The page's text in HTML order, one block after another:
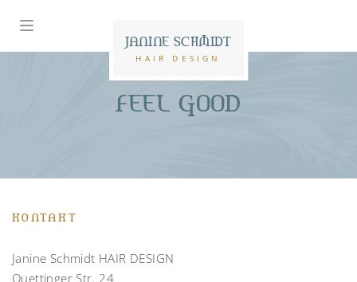
JANINE SCHMIDT
HAIR DESIGN
FEEL GOOD
KONTAKT
Janine Schmidt HAIR DESIGN
Quettinger Str. 24